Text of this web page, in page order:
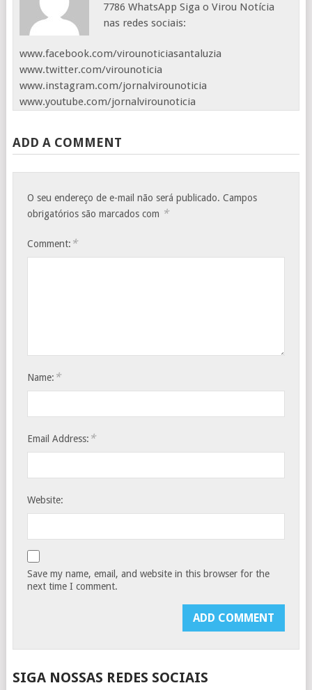
7786 WhatsApp Siga o Virou Notícia
nas redes sociais:
www.facebook.com/virounoticiasantaluzia
www.twitter.com/virounoticia
www.instagram.com/jornalvirounoticia
www.youtube.com/jornalvirounoticia
ADD A COMMENT
O seu endereço de e-mail não será publicado. Campos
obrigatórios são marcados com *
Comment: *
Name: *
Email Address: *
Website:
Save my name, email, and website in this browser for the
next time I comment.
SIGA NOSSAS REDES SOCIAIS